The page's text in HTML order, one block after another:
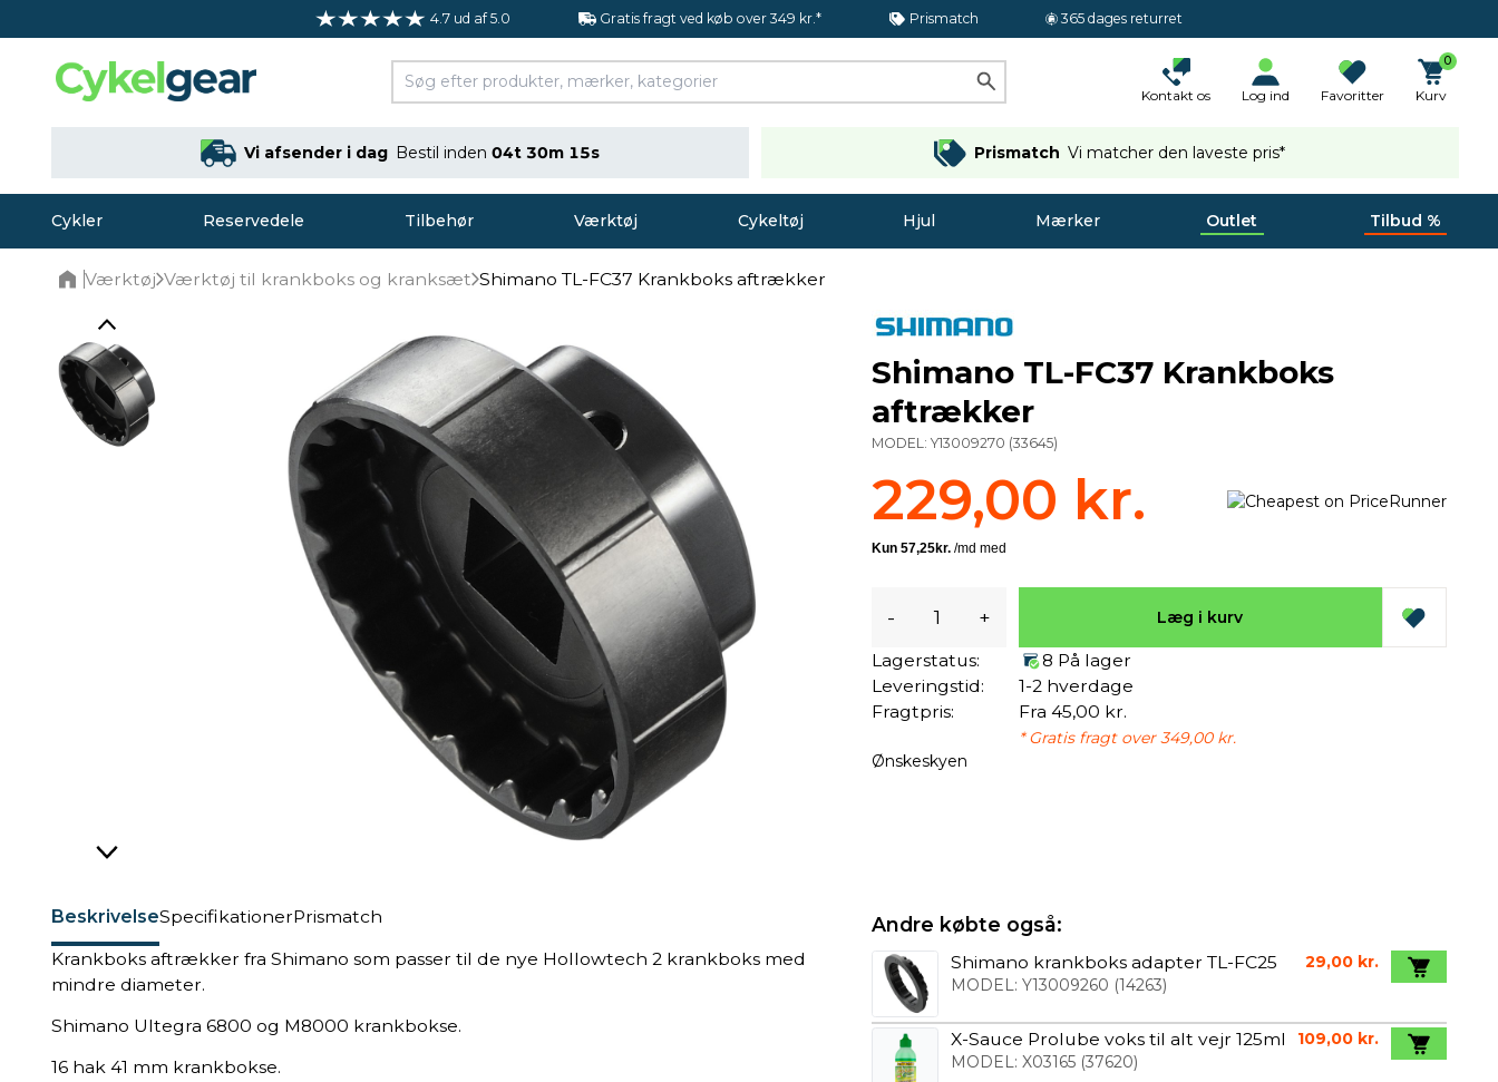
4.7 ud af 5.0 Gratis fragt ved køb over 349 kr.* Prismatch 365 dages returret
Kontakt os Log ind Favoritter
0
Kurv
Vi afsender i dag Bestil inden04t 30m 14s Prismatch Vi matcher den laveste pris*
Cykler Reservedele Tilbehør Værktøj Cykeltøj Hjul Mærker Outlet Tilbud %
Værktøj Værktøj til krankboks og kranksæt Shimano TL-FC37 Krankboks aftrækker
BeskrivelseSpecifikationerPrismatch
Krankboks aftrækker fra Shimano som passer til de nye Hollowtech 2 krankboks med
mindre diameter.
Shimano Ultegra 6800 og M8000 krankbokse.
16 hak 41 mm krankbokse.
Shimano TL-FC37 Krankboks
aftrækker
MODEL:Y13009270 (33645)
229,00 kr.
- + Læg i kurv
Lagerstatus:
8 På lager
Leveringstid:
1-2 hverdage
Fragtpris:
Fra 45,00 kr.
* Gratis fragt over 349,00 kr.
Ønskeskyen
Andre købte også:
Shimano krankboks adapter TL-FC25
MODEL: Y13009260 (14263)
29,00 kr.
X-Sauce Prolube voks til alt vejr 125ml
MODEL: X03165(37620)
109,00 kr.